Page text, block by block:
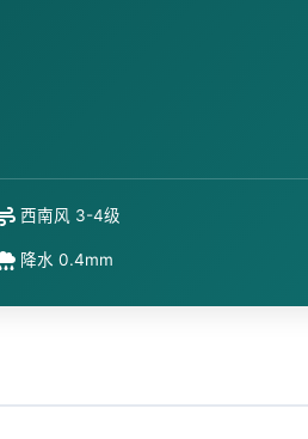
西南风 3-4级
降水 0.4mm